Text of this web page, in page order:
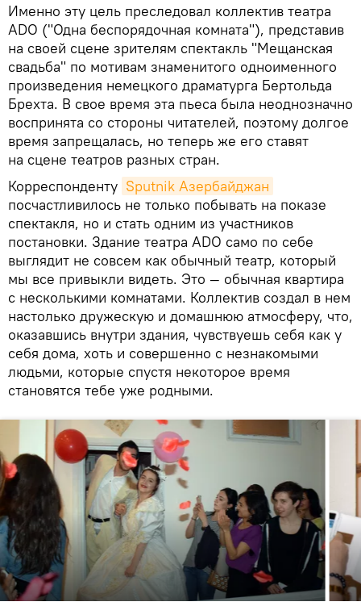
Именно эту цель преследовал коллектив театра
ADO ("Одна беспорядочная комната"), представив
на своей сцене зрителям спектакль "Мещанская
свадьба" по мотивам знаменитого одноименного
произведения немецкого драматурга Бертольда
Брехта. В свое время эта пьеса была неоднозначно
воспринята со стороны читателей, поэтому долгое
время запрещалась, но теперь же его ставят
на сцене театров разных стран.
Корреспонденту Sputnik Азербайджан
посчастливилось не только побывать на показе
спектакля, но и стать одним из участников
постановки. Здание театра ADO само по себе
выглядит не совсем как обычный театр, который
мы все привыкли видеть. Это — обычная квартира
с несколькими комнатами. Коллектив создал в нем
настолько дружескую и домашнюю атмосферу, что,
оказавшись внутри здания, чувствуешь себя как у
себя дома, хоть и совершенно с незнакомыми
людьми, которые спустя некоторое время
становятся тебе уже родными.